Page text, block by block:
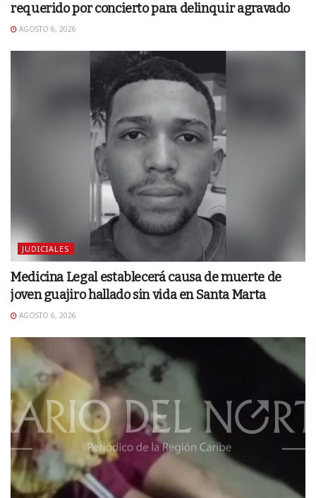
requerido por concierto para delinquir agravado
AGOSTO 6, 2026
JUDICIALES
Medicina Legal establecerá causa de muerte de
joven guajiro hallado sin vida en Santa Marta
AGOSTO 6, 2026